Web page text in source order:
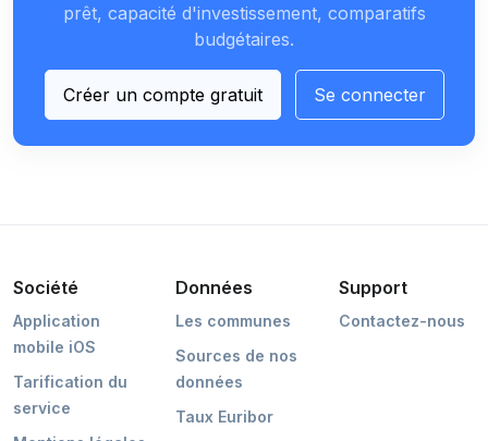
prêt, capacité d'investissement, comparatifs
budgétaires.
Créer un compte gratuit Se connecter
Société
Application
mobile iOS
Tarification du
service
Données
Les communes
Sources de nos
données
Taux Euribor
Support
Contactez-nous